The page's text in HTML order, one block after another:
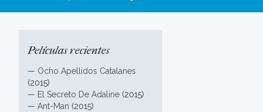
Películas recientes
— Ocho Apellidos Catalanes
(2015)
— El Secreto De Adaline (2015)
— Ant-Man (2015)